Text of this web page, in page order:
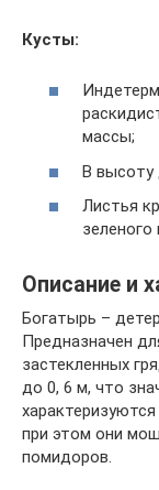
Кусты:
массы;
В высоту
Листья
зеленого
Описание и
Богатырь –
Предназначен
застекленных
до 0, 6 м, что
при этом они
помидоров.